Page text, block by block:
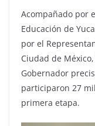
Acompañado por
Educación de
por el
Ciudad de
Gobernador
participaron 27
primera etapa.